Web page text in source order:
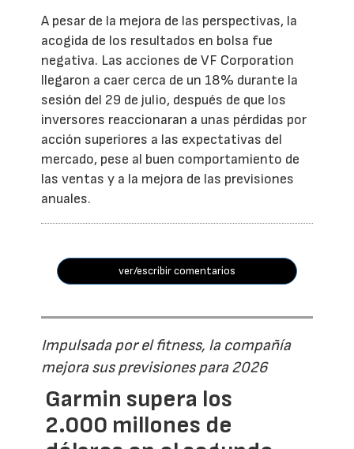
A pesar de la mejora de las perspectivas, la
acogida de los resultados en bolsa fue
negativa. Las acciones de VF Corporation
llegaron a caer cerca de un 18% durante la
sesión del 29 de julio, después de que los
inversores reaccionaran a unas pérdidas por
acción superiores a las expectativas del
mercado, pese al buen comportamiento de
las ventas y a la mejora de las previsiones
anuales.
ver/escribir comentarios
Impulsada por el fitness, la compañía
mejora sus previsiones para 2026
Garmin supera los
2.000 millones de